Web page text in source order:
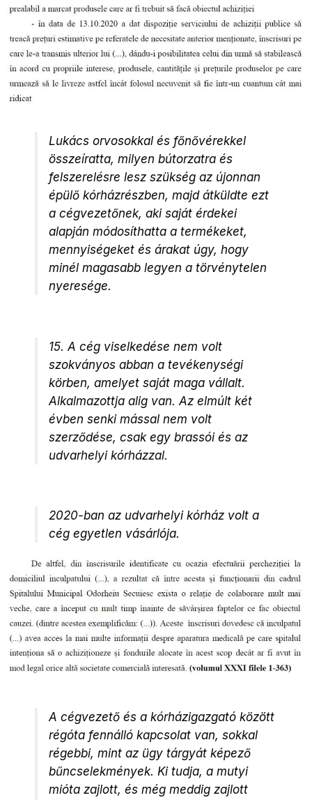
Lukács orvosokkal és főnővérekkel
összeíratta, milyen bútorzatra és
felszerelésre lesz szükség az újonnan
épülő kórházrészben, majd átküldte ezt
a cégvezetőnek, aki saját érdekei
alapján módosíthatta a termékeket,
mennyiségeket és árakat úgy, hogy
minél magasabb legyen a törvénytelen
nyeresége.
15. A cég viselkedése nem volt
szokványos abban a tevékenységi
körben, amelyet saját maga vállalt.
Alkalmazottja alig van. Az elmúlt két
évben senki mással nem volt
szerződése, csak egy brassói és az
udvarhelyi kórházzal.
2020-ban az udvarhelyi kórház volt a
cég egyetlen vásárlója.
A cégvezető és a kórházigazgató között
régóta fennálló kapcsolat van, sokkal
régebbi, mint az ügy tárgyát képező
bűncselekmények. Ki tudja, a mutyi
mióta zajlott, és még meddig zajlott